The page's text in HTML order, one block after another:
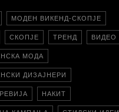
МОДЕН ВИКЕНД-СКОПЈЕ
СКОПЈЕ ТРЕНД ВИДЕО
МОДА
ДИЗАЈНЕРИ
НАКИТ